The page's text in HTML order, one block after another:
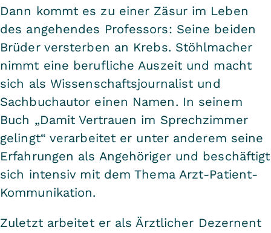
Dann kommt es zu einer Zäsur im Leben
des angehendes Professors: Seine beiden
Brüder versterben an Krebs. Stöhlmacher
nimmt eine berufliche Auszeit und macht
sich als Wissenschaftsjournalist und
Sachbuchautor einen Namen. In seinem
Buch „Damit Vertrauen im Sprechzimmer
gelingt“ verarbeitet er unter anderem seine
Erfahrungen als Angehöriger und beschäftigt
sich intensiv mit dem Thema Arzt-Patient-
Kommunikation.
Zuletzt arbeitet er als Ärztlicher Dezernent